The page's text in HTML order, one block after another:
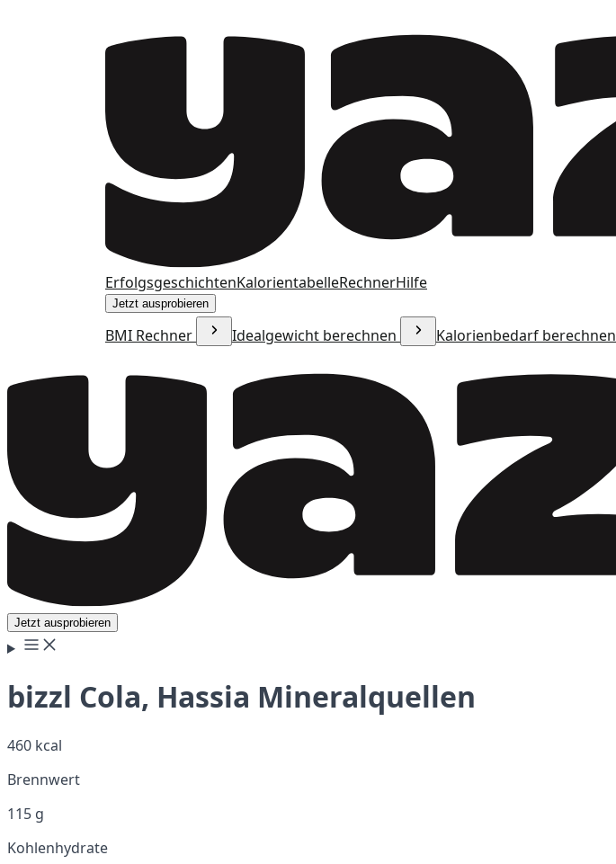
ErfolgsgeschichtenKalorientabelleRechnerHilfe
Jetzt ausprobieren
BMI Rechner Idealgewicht berechnen Kalorienbedarf berechnen
Jetzt ausprobieren
bizzl Cola, Hassia Mineralquellen
460 kcal
Brennwert
115 g
Kohlenhydrate